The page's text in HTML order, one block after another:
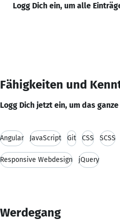
Logg Dich ein, um alle
Fähigkeiten und
Logg Dich jetzt ein, um das
Angular JavaScript Git CSS SCSS
Responsive Webdesign jQuery
Werdegang